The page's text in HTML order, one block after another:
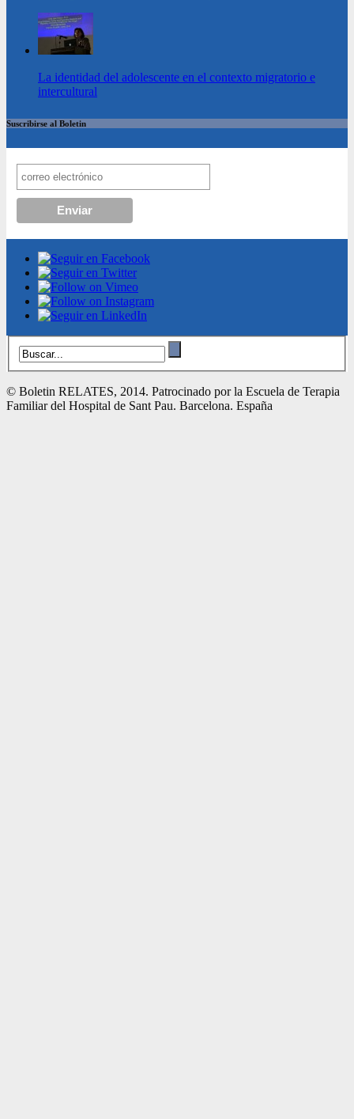
La identidad del adolescente en el contexto migratorio e
intercultural
Suscribirse al Boletin
© Boletin RELATES, 2014. Patrocinado por la Escuela de Terapia
Familiar del Hospital de Sant Pau. Barcelona. España